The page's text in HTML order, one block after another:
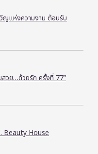
ญแห่งความงาม ต้อนรับ
สวย…ด้วยรัก ครั้งที่ 77”
Beauty House